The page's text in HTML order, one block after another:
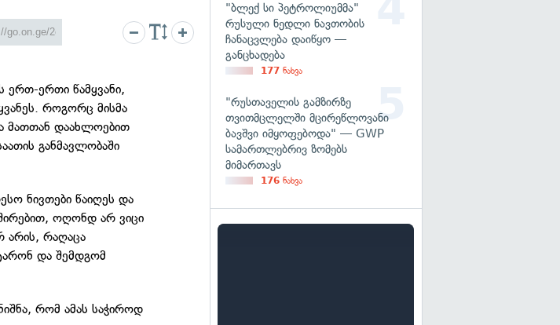
ერთი წამყვანი,
როგორც მისმა
მათთან დაახლოებით
განმავლობაში
ნივთები წაიღეს და
ოღონდ არ ვიცი
არის, რაღაცა
და შემდგომ
რომ ამას საჭიროდ
"ბლექ სი პეტროლიუმმა"
რუსული ნედლი ნავთობის
ჩანაცვლება დაიწყო —
განცხადება
177 ნახვა
"რუსთაველის გამზირზე
თვითმცლელში მცირეწლოვანი
ბავშვი იმყოფებოდა" — GWP
სამართლებრივ ზომებს
მიმართავს
176 ნახვა